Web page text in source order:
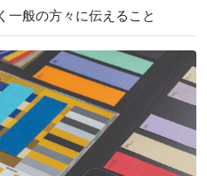
一般の方々に伝えること